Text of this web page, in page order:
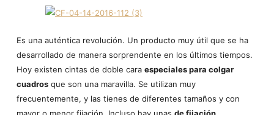
Es una auténtica revolución. Un producto muy útil que se ha
desarrollado de manera sorprendente en los últimos tiempos.
Hoy existen cintas de doble cara especiales para colgar
cuadrosque son una maravilla. Se utilizan muy
frecuentemente, y las tienes de diferentes tamaños y con
mayor o menor fijación. Incluso hay unas de fijación